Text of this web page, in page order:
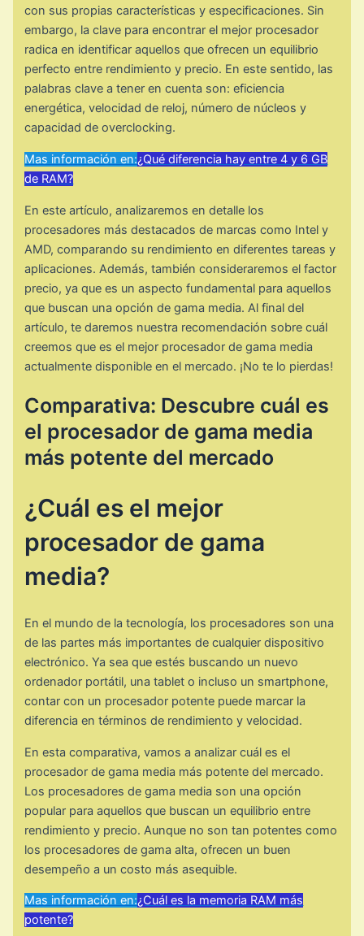
con sus propias características y especificaciones. Sin
embargo, la clave para encontrar el mejor procesador
radica en identificar aquellos que ofrecen un equilibrio
perfecto entre rendimiento y precio. En este sentido, las
palabras clave a tener en cuenta son: eficiencia
energética, velocidad de reloj, número de núcleos y
capacidad de overclocking.
Mas información en:¿Qué diferencia hay entre 4 y 6 GB
de RAM?
En este artículo, analizaremos en detalle los
procesadores más destacados de marcas como Intel y
AMD, comparando su rendimiento en diferentes tareas y
aplicaciones. Además, también consideraremos el factor
precio, ya que es un aspecto fundamental para aquellos
que buscan una opción de gama media. Al final del
artículo, te daremos nuestra recomendación sobre cuál
creemos que es el mejor procesador de gama media
actualmente disponible en el mercado. ¡No te lo pierdas!
Comparativa: Descubre cuál es
el procesador de gama media
más potente del mercado
¿Cuál es el mejor
procesador de gama
media?
En el mundo de la tecnología, los procesadores son una
de las partes más importantes de cualquier dispositivo
electrónico. Ya sea que estés buscando un nuevo
ordenador portátil, una tablet o incluso un smartphone,
contar con un procesador potente puede marcar la
diferencia en términos de rendimiento y velocidad.
En esta comparativa, vamos a analizar cuál es el
procesador de gama media más potente del mercado.
Los procesadores de gama media son una opción
popular para aquellos que buscan un equilibrio entre
rendimiento y precio. Aunque no son tan potentes como
los procesadores de gama alta, ofrecen un buen
desempeño a un costo más asequible.
Mas información en:¿Cuál es la memoria RAM más
potente?